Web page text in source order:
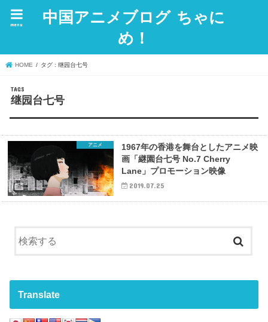
中国アニメブログ ちゃに
め！
menu
HOME タグ : 继园台七号
继园台七号
アニメ
1967年の香港を舞台としたアニメ映
画「継園台七号 No.7 Cherry
Lane」プロモーション映像
2019.07.25
Translate